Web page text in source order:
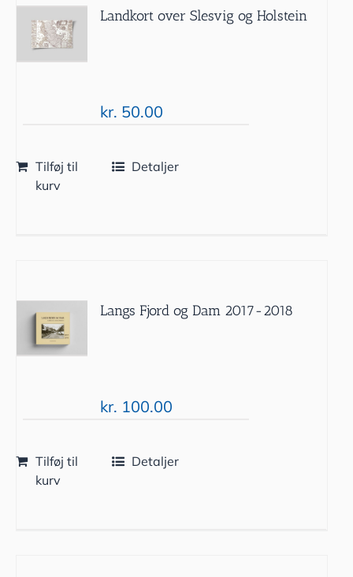
Landkort over Slesvig og Holstein
kr. 50.00
Tilføj til
kurv
Detaljer
Langs Fjord og Dam 2017-2018
kr. 100.00
Tilføj til
kurv
Detaljer